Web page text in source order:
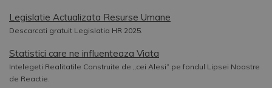
Legislatie Actualizata Resurse Umane
Descarcati gratuit Legislatia HR 2025.
Statistici care ne influenteaza Viata
Intelegeti Realitatile Construite de „cei Alesi” pe fondul Lipsei Noastre
de Reactie.